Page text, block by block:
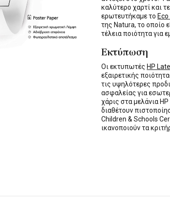
καλύτερο χαρτί και
ερωτευτήκαμε το
της Natura, το οποίο
τέλεια ποιότητα για
Εκτύπωση
Οι εκτυπωτές HP
εξαιρετικής
τις υψηλότερες
ασφαλείας για
χάρις στα μελάνια
διαθέτουν
Children & Schools
ικανοποιούν τα